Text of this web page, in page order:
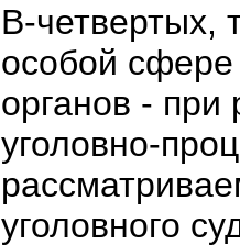
В-четвертых,
особой сфере
органов - при
уголовно-
уголовного